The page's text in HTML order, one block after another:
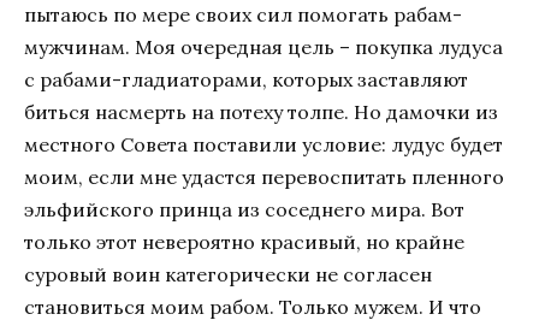
пытаюсь по мере своих сил помогать рабам-
мужчинам. Моя очередная цель – покупка лудуса
с рабами-гладиаторами, которых заставляют
биться насмерть на потеху толпе. Но дамочки из
местного Совета поставили условие: лудус будет
моим, если мне удастся перевоспитать пленного
эльфийского принца из соседнего мира. Вот
только этот невероятно красивый, но крайне
суровый воин категорически не согласен
становиться моим рабом. Только мужем. И что